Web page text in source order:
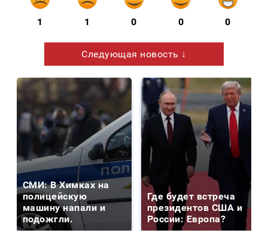
1 1 0 0 0
Следующая новость ↓
СМИ: В Химках на
полицейскую
машину напали и
подожгли.
Где будет встреча
президентов США и
России: Европа?